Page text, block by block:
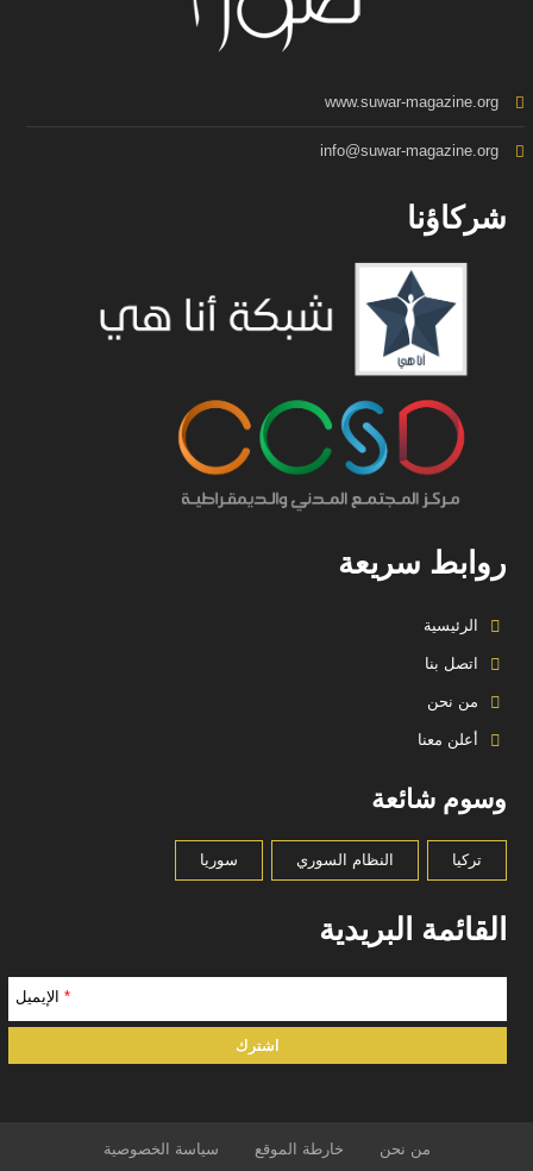
www.suwar-magazine.org
info@suwar-magazine.org
شركاؤنا
روابط سريعة
الرئيسية
اتصل بنا
من نحن
أعلن معنا
وسوم شائعة
تركيا النظام السوري سوريا
القائمة البريدية
* الإيميل
من نحن خارطة الموقع سياسة الخصوصية